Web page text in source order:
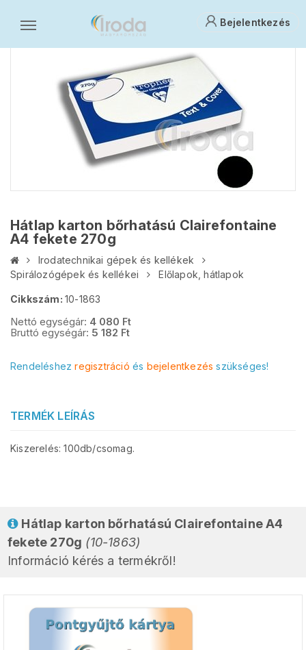
Bejelentkezés
Hátlap karton bőrhatású Clairefontaine
A4 fekete 270g
Irodatechnikai gépek és kellékek
Spirálozógépek és kellékei
Előlapok, hátlapok
Cikkszám: 10-1863
Nettó egységár: 4 080 Ft
Bruttó egységár: 5 182 Ft
Rendeléshezregisztráció és bejelentkezés szükséges!
TERMÉK LEÍRÁS
Kiszerelés: 100db/csomag.
Hátlap karton bőrhatású Clairefontaine A4
fekete 270g (10-1863)
Információ kérés a termékről!